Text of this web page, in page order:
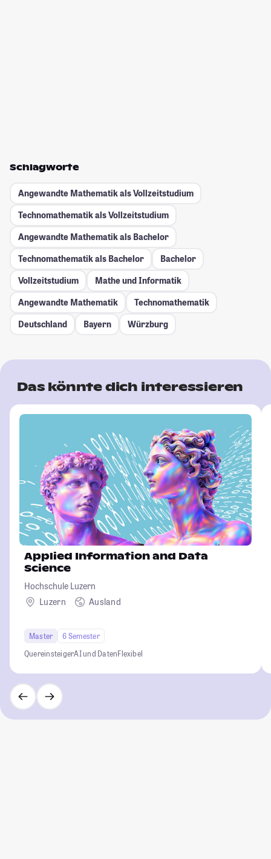
Schlagworte
Angewandte Mathematik als Vollzeitstudium
Technomathematik als Vollzeitstudium
Angewandte Mathematik als Bachelor
Technomathematik als Bachelor
Bachelor
Vollzeitstudium
Mathe und Informatik
Angewandte Mathematik
Technomathematik
Deutschland
Bayern Würzburg
Das könnte dich interessieren
Applied Information and Data
Science
Hochschule Luzern
Luzern
Ausland
Master
6 Semester
QuereinsteigerAI und DatenFlexibel